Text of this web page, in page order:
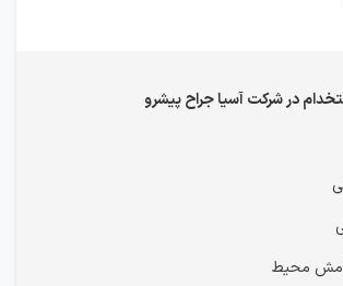
در شرکت آسیا جراح پیشرو
محیط